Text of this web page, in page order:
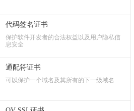
代码签名证书
保护软件开发者的合法权益以及用户隐私信
息安全
通配符证书
可以保护一个域名及其所有的下一级域名